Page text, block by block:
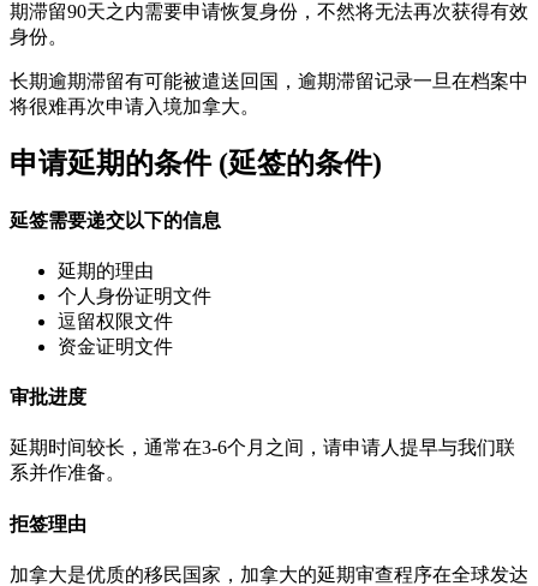
期滞留90天之内需要申请恢复身份，不然将无法再次获得有效
身份。
长期逾期滞留有可能被遣送回国，逾期滞留记录一旦在档案中
将很难再次申请入境加拿大。
申请延期的条件 (延签的条件)
延签需要递交以下的信息
延期的理由
个人身份证明文件
逗留权限文件
资金证明文件
审批进度
延期时间较长，通常在3-6个月之间，请申请人提早与我们联
系并作准备。
拒签理由
加拿大是优质的移民国家，加拿大的延期审查程序在全球发达